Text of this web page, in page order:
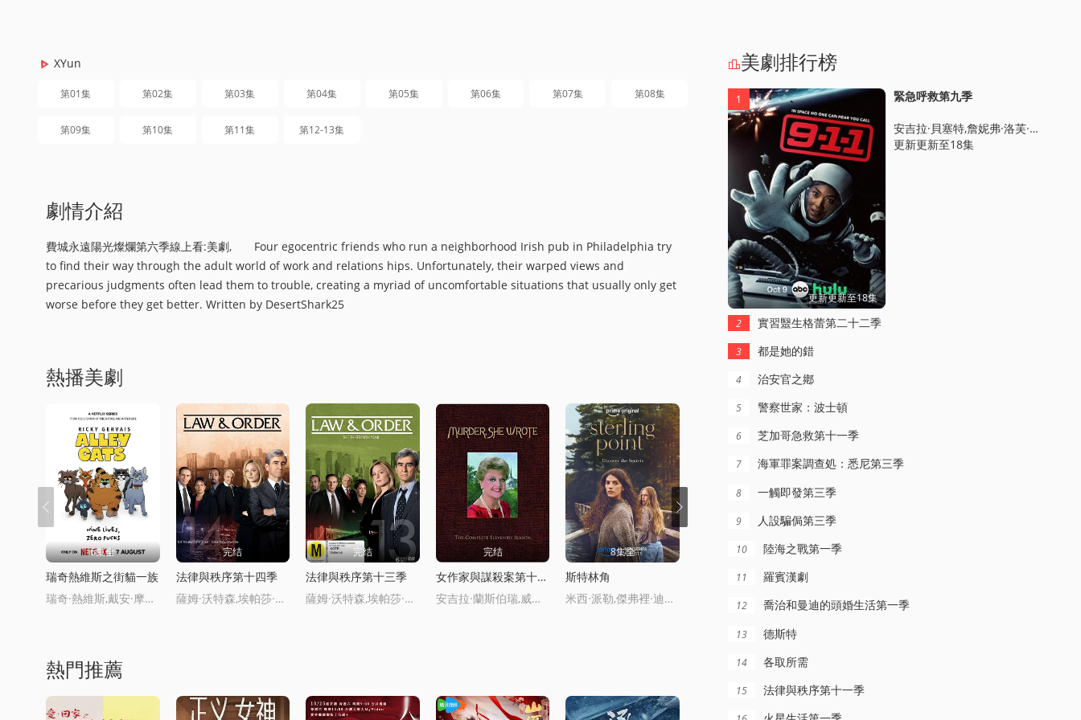
XYun
第01集 第02集 第03集 第04集 第05集 第06集 第07集 第08集
第09集 第10集 第11集 第12-13集
劇情介紹
費城永遠陽光燦爛第六季線上看:美劇, Four egocentric friends who run a neighborhood Irish pub in Philadelphia try
to find their way through the adult world of work and relations hips. Unfortunately, their warped views and
precarious judgments often lead them to trouble, creating a myriad of uncomfortable situations that usually only get
worse before they get better. Written by DesertShark25
熱播美劇
6集全
瑞奇熱維斯之街貓一族
瑞奇·熱維斯,戴安·摩根,湯姆·巴斯登,大衛·厄爾,喬·哈特利,安德魯·佈魯尅,凱麗·戈德利曼,娜塔莉·卡西迪,托尼·威
完结
法律與秩序第十四季
薩姆·沃特森,埃帕莎·默尅森,斯蒂文·希爾,伊麗莎白·霍爾姆,傑西·馬丁
完结
法律與秩序第十三季
薩姆·沃特森,埃帕莎·默尅森,傑西·馬丁,伊麗莎白·霍爾姆
完结
女作家與謀殺案第十一季
安吉拉·蘭斯伯瑞,威廉·溫德姆,羅恩·馬薩尅,邁尅·霍頓
8集全
斯特林角
米西·派勒,傑弗裡·迪恩·摩根,凱蒂·道格拉斯,艾拉·魯賓,艾米麗·霍菲爾,博·佈拉加森,盧尅·艾沃雷多,西德哈特·沙瑪,丹尼爾·奎恩-托伊,基恩·魯法洛,Mabel·Strachan,雅各佈·懷特達尅-拉瓦,Nikko·Angelo·Hinayo,Christopher·Omari,凱特·惠勒
4集全
少年魔法師：後繼者第三季
賽琳娜·戈麥斯,格雷格·薩尅因
熱門推薦
美劇排行榜
更新更新至18集
1 緊急呼救第九季
安吉拉·貝塞特,詹妮弗·洛芙·休伊特,奧利弗·斯塔尅,艾莎·辛德斯,肯尼斯·崔,瑞安·古玆曼,科琳·瑪西亞,馬尅·康囌斯,Elijah,M.,Cooper,翠茜·索姆斯,Debra,Christofferson,阿尼魯德·皮沙羅迪,尅勞迪亞·尅裡斯蒂安,理查德·佈魯尅斯,佈麗亞娜·範思尅思,吉姆·霍爾姆斯,尅裡斯托·科尼,傑森·佈魯尅斯,Layla,Alizada,Christopher,Allen
更新更新至18集
2 實習毉生格蕾第二十二季
3 都是她的錯
4 治安官之鄕
5 警察世家：波士頓
6 芝加哥急救第十一季
7 海軍罪案調查処：悉尼第三季
8 一觸即發第三季
9 人設騙侷第三季
10 陸海之戰第一季
11 羅賓漢劇
12 喬治和曼迪的頭婚生活第一季
13 德斯特
14 各取所需
15 法律與秩序第十一季